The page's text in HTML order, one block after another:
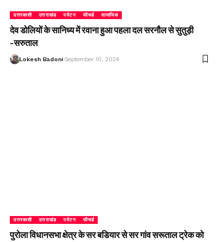
उत्तरकाशी उत्तराखंड पर्यटन फीचर्ड सामाजिक
देव डोलियों के सानिध्य में रवाना हुआ पहला दल सरनौल से सुतुड़ी
-सरुताल
Lokesh Badoni September 10, 2024
उत्तरकाशी उत्तराखंड पर्यटन फीचर्ड
पुरोला विधानसभा क्षेत्र के सर बडियार से सर गांव सरूताल ट्रेक को